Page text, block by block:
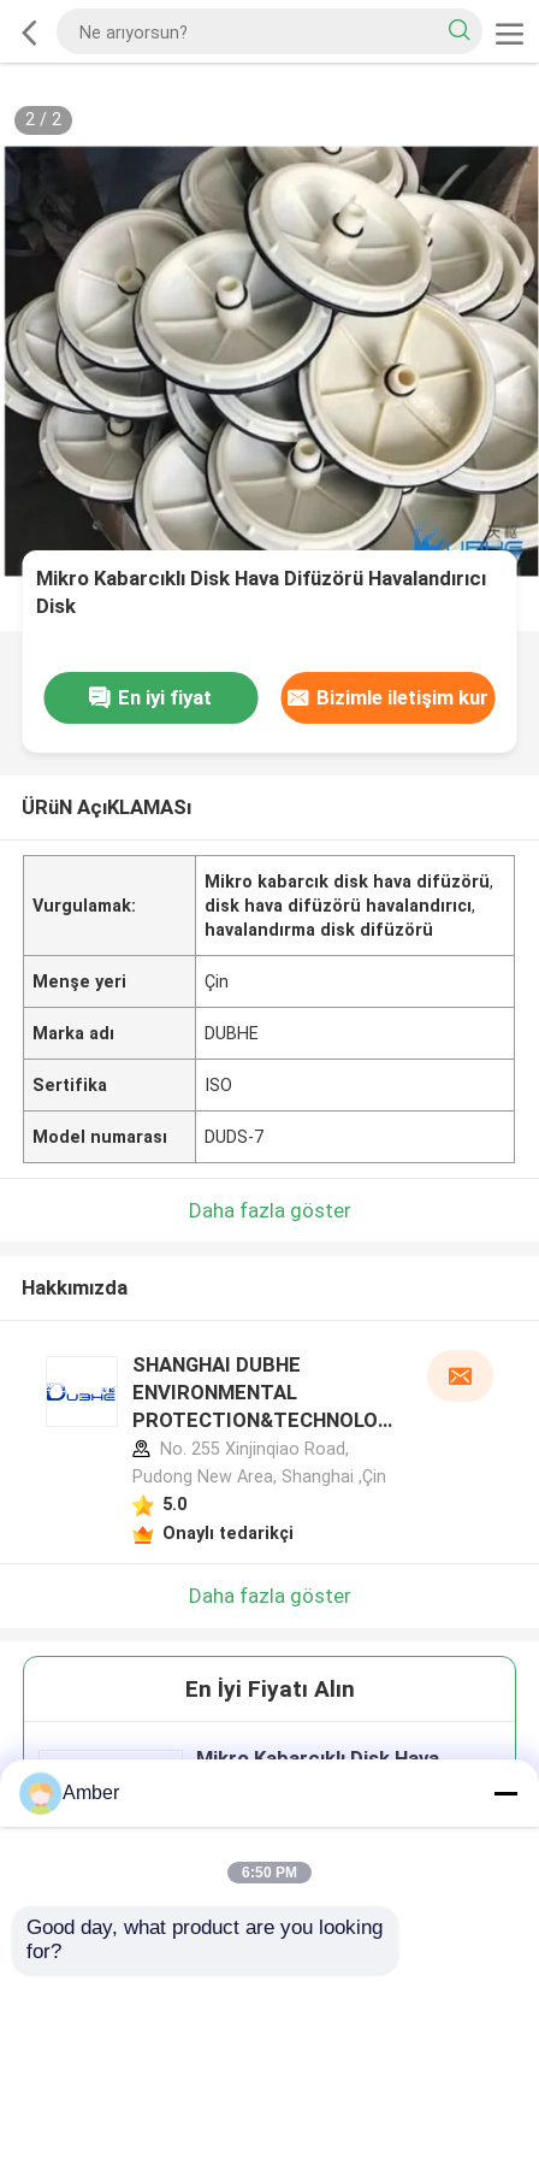
2/ 2
Mikro Kabarcıklı Disk Hava Difüzörü Havalandırıcı
Disk
En iyi fiyat Bizimle iletişim kur
ÜRüN AçıKLAMASı
Vurgulamak:
Mikro kabarcık disk hava difüzörü,
disk hava difüzörü havalandırıcı,
havalandırma disk difüzörü
Menşe yeri Çin
Marka adı DUBHE
Sertifika ISO
Model numarası DUDS-7
Daha fazla göster
Hakkımızda
SHANGHAI DUBHE
ENVIRONMENTAL
PROTECTION&TECHNOLOG
Y CO.,LTD üretici profili
No. 255 Xinjinqiao Road,
Pudong New Area, Shanghai ,Çin
5.0
Onaylı tedarikçi
Daha fazla göster
En İyi Fiyatı Alın
Mikro Kabarcıklı Disk Hava
Devam et
Amber
6:50 PM
Good day, what product are you looking
for?